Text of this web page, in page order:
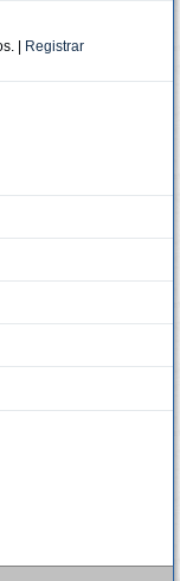
| Registrar